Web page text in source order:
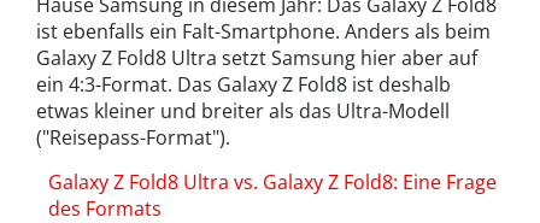
ist ebenfalls ein Falt-Smartphone. Anders als beim
Galaxy Z Fold8 Ultra setzt Samsung hier aber auf
ein 4:3-Format. Das Galaxy Z Fold8 ist deshalb
etwas kleiner und breiter als das Ultra-Modell
("Reisepass-Format").
Galaxy Z Fold8 Ultra vs. Galaxy Z Fold8: Eine Frage
des Formats